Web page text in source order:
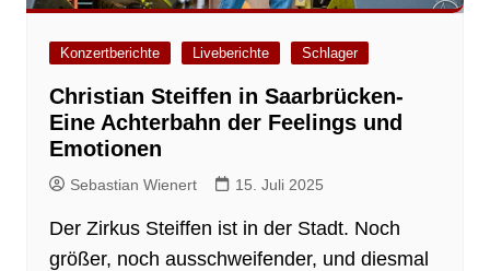
Konzertberichte Liveberichte Schlager
Christian Steiffen in Saarbrücken-
Eine Achterbahn der Feelings und
Emotionen
Sebastian Wienert 15. Juli 2025
Der Zirkus Steiffen ist in der Stadt. Noch
größer, noch ausschweifender, und diesmal